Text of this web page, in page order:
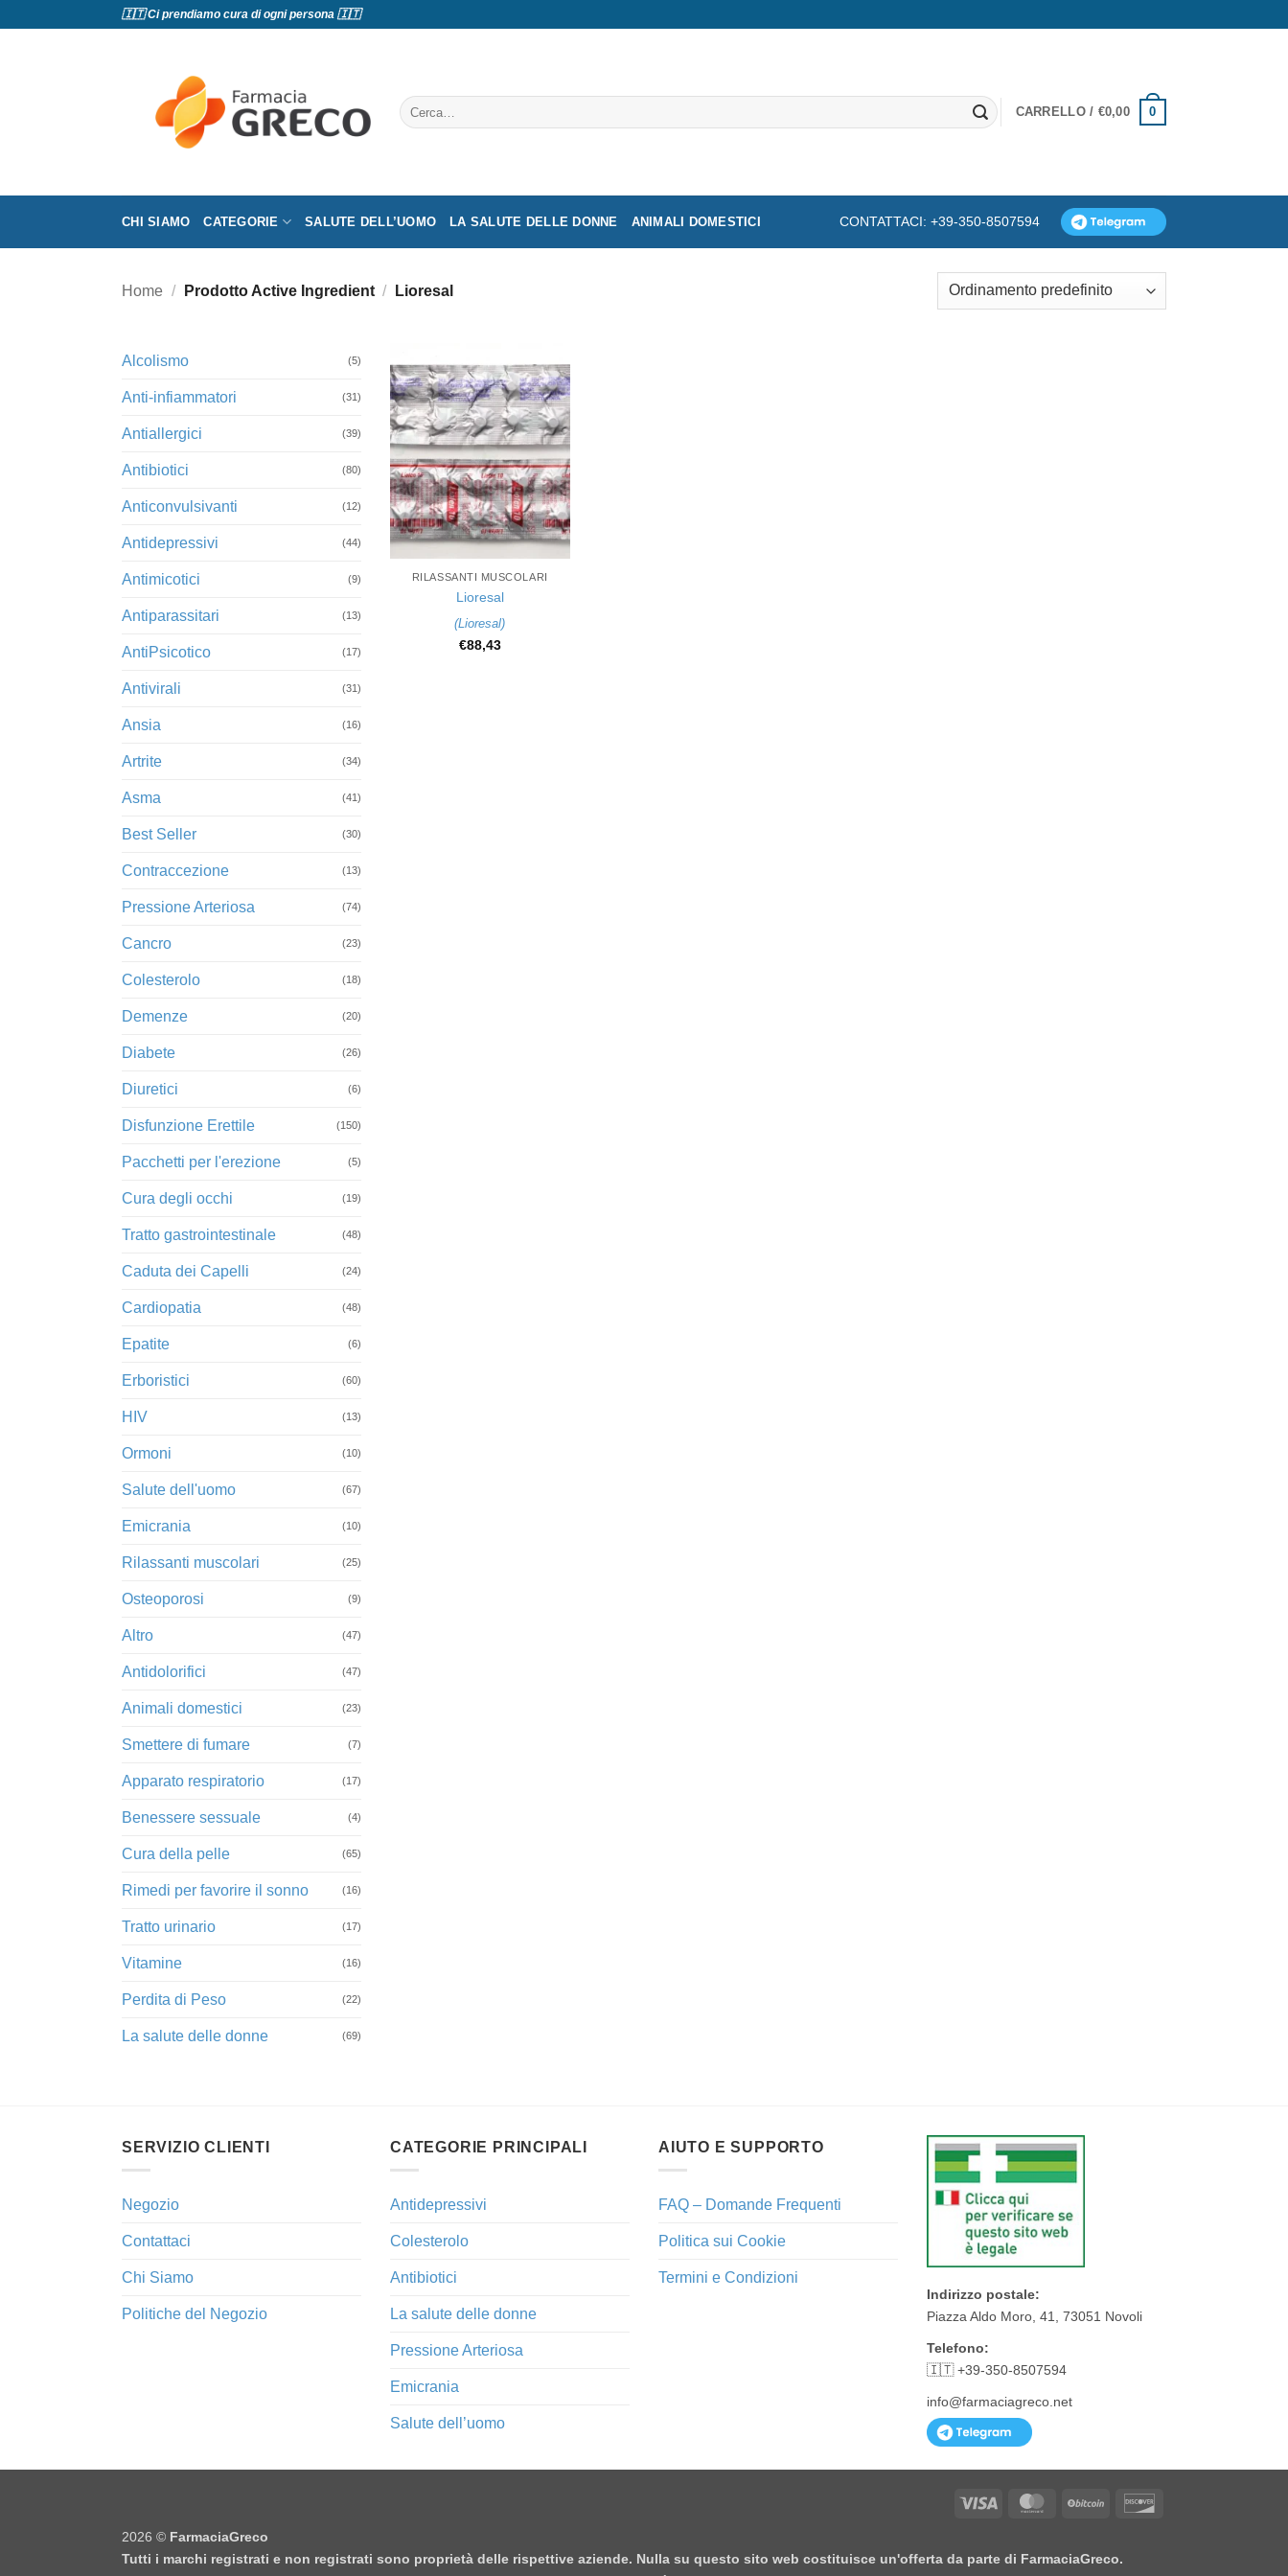
🇮🇹 Ci prendiamo cura di ogni persona 🇮🇹
Cerca:
CARRELLO / €0,00 0
CHI SIAMO CATEGORIE SALUTE DELL’UOMO LA SALUTE DELLE DONNE ANIMALI DOMESTICI CONTATTACI: +39-350-8507594
Home / Prodotto Active Ingredient / Lioresal
Alcolismo (5)
Anti-infiammatori (31)
Antiallergici (39)
Antibiotici (80)
Anticonvulsivanti (12)
Antidepressivi (44)
Antimicotici (9)
Antiparassitari (13)
AntiPsicotico (17)
Antivirali (31)
Ansia (16)
Artrite (34)
Asma (41)
Best Seller (30)
Contraccezione (13)
Pressione Arteriosa (74)
Cancro (23)
Colesterolo (18)
Demenze (20)
Diabete (26)
Diuretici (6)
Disfunzione Erettile (150)
Pacchetti per l'erezione (5)
Cura degli occhi (19)
Tratto gastrointestinale (48)
Caduta dei Capelli (24)
Cardiopatia (48)
Epatite (6)
Erboristici (60)
HIV (13)
Ormoni (10)
Salute dell'uomo (67)
Emicrania (10)
Rilassanti muscolari (25)
Osteoporosi (9)
Altro (47)
Antidolorifici (47)
Animali domestici (23)
Smettere di fumare (7)
Apparato respiratorio (17)
Benessere sessuale (4)
Cura della pelle (65)
Rimedi per favorire il sonno (16)
Tratto urinario (17)
Vitamine (16)
Perdita di Peso (22)
La salute delle donne (69)
+
RILASSANTI MUSCOLARI
Lioresal
(Lioresal)
€88,43
SERVIZIO CLIENTI
Negozio
Contattaci
Chi Siamo
Politiche del Negozio
CATEGORIE PRINCIPALI
Antidepressivi
Colesterolo
Antibiotici
La salute delle donne
Pressione Arteriosa
Emicrania
Salute dell’uomo
AIUTO E SUPPORTO
FAQ – Domande Frequenti
Politica sui Cookie
Termini e Condizioni
Indirizzo postale:
Piazza Aldo Moro, 41, 73051 Novoli
Telefono:
🇮🇹 +39-350-8507594
info@farmaciagreco.net
Visa MasterCardBitCoin
2026 © FarmaciaGreco
Tutti i marchi registrati e non registrati sono proprietà delle rispettive aziende. Nulla su questo sito web costituisce un'offerta da parte di FarmaciaGreco.